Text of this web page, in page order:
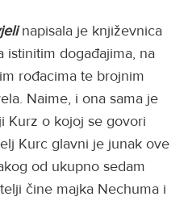
napisala je književnica
istinitim događajima, na
rođacima te brojnim
Naime, i ona sama je
Kurz o kojoj se govori
Kurc glavni je junak ove
od ukupno sedam
čine majka Nechuma i